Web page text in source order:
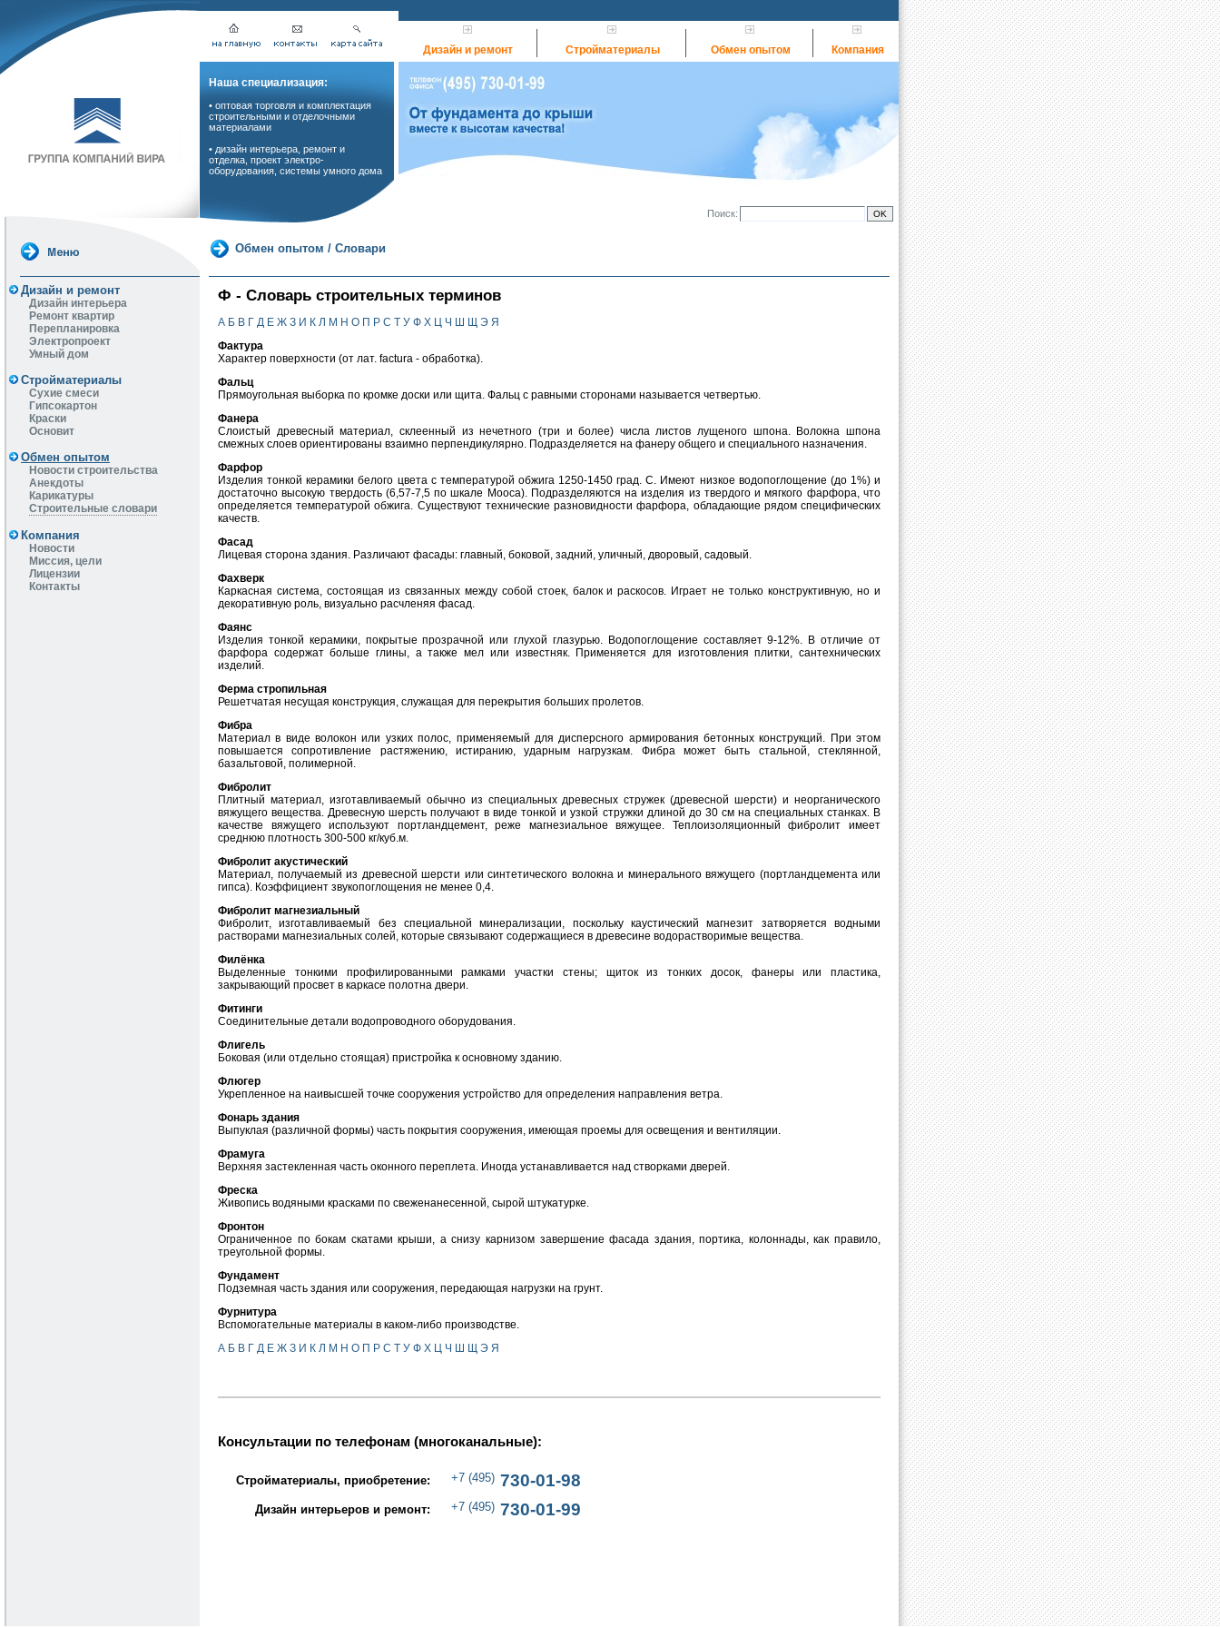
Дизайн и ремонт Стройматериалы Обмен опытом Компания
Наша специализация:
• оптовая торговля и комплектация
строительными и отделочными
материалами
• дизайн интерьера, ремонт и
отделка, проект электро-
оборудования, системы умного дома
Поиск:
Дизайн и ремонт
Дизайн интерьера
Ремонт квартир
Перепланировка
Электропроект
Умный дом
Стройматериалы
Сухие смеси
Гипсокартон
Краски
Основит
Обмен опытом
Новости строительства
Анекдоты
Карикатуры
Строительные словари
Компания
Новости
Миссия, цели
Лицензии
Контакты
Обмен опытом / Словари
Ф - Словарь строительных терминов
А Б В Г Д Е Ж З И К Л М Н О П Р С Т У Ф Х Ц Ч Ш Щ Э Я
Фактура
Характер поверхности (от лат. factura - обработка).
Фальц
Прямоугольная выборка по кромке доски или щита. Фальц с равными сторонами называется четвертью.
Фанера
Слоистый древесный материал, склеенный из нечетного (три и более) числа листов лущеного шпона. Волокна шпона
смежных слоев ориентированы взаимно перпендикулярно. Подразделяется на фанеру общего и специального назначения.
Фарфор
Изделия тонкой керамики белого цвета с температурой обжига 1250-1450 град. С. Имеют низкое водопоглощение (до 1%) и
достаточно высокую твердость (6,57-7,5 по шкале Мооса). Подразделяются на изделия из твердого и мягкого фарфора, что
определяется температурой обжига. Существуют технические разновидности фарфора, обладающие рядом специфических
качеств.
Фасад
Лицевая сторона здания. Различают фасады: главный, боковой, задний, уличный, дворовый, садовый.
Фахверк
Каркасная система, состоящая из связанных между собой стоек, балок и раскосов. Играет не только конструктивную, но и
декоративную роль, визуально расчленяя фасад.
Фаянс
Изделия тонкой керамики, покрытые прозрачной или глухой глазурью. Водопоглощение составляет 9-12%. В отличие от
фарфора содержат больше глины, а также мел или известняк. Применяется для изготовления плитки, сантехнических
изделий.
Ферма стропильная
Решетчатая несущая конструкция, служащая для перекрытия больших пролетов.
Фибра
Материал в виде волокон или узких полос, применяемый для дисперсного армирования бетонных конструкций. При этом
повышается сопротивление растяжению, истиранию, ударным нагрузкам. Фибра может быть стальной, стеклянной,
базальтовой, полимерной.
Фибролит
Плитный материал, изготавливаемый обычно из специальных древесных стружек (древесной шерсти) и неорганического
вяжущего вещества. Древесную шерсть получают в виде тонкой и узкой стружки длиной до 30 см на специальных станках. В
качестве вяжущего используют портландцемент, реже магнезиальное вяжущее. Теплоизоляционный фибролит имеет
среднюю плотность 300-500 кг/куб.м.
Фибролит акустический
Материал, получаемый из древесной шерсти или синтетического волокна и минерального вяжущего (портландцемента или
гипса). Коэффициент звукопоглощения не менее 0,4.
Фибролит магнезиальный
Фибролит, изготавливаемый без специальной минерализации, поскольку каустический магнезит затворяется водными
растворами магнезиальных солей, которые связывают содержащиеся в древесине водорастворимые вещества.
Филёнка
Выделенные тонкими профилированными рамками участки стены; щиток из тонких досок, фанеры или пластика,
закрывающий просвет в каркасе полотна двери.
Фитинги
Соединительные детали водопроводного оборудования.
Флигель
Боковая (или отдельно стоящая) пристройка к основному зданию.
Флюгер
Укрепленное на наивысшей точке сооружения устройство для определения направления ветра.
Фонарь здания
Выпуклая (различной формы) часть покрытия сооружения, имеющая проемы для освещения и вентиляции.
Фрамуга
Верхняя застекленная часть оконного переплета. Иногда устанавливается над створками дверей.
Фреска
Живопись водяными красками по свеженанесенной, сырой штукатурке.
Фронтон
Ограниченное по бокам скатами крыши, а снизу карнизом завершение фасада здания, портика, колоннады, как правило,
треугольной формы.
Фундамент
Подземная часть здания или сооружения, передающая нагрузки на грунт.
Фурнитура
Вспомогательные материалы в каком-либо производстве.
А Б В Г Д Е Ж З И К Л М Н О П Р С Т У Ф Х Ц Ч Ш Щ Э Я
Консультации по телефонам (многоканальные):
Стройматериалы, приобретение: +7 (495) 730-01-98
Дизайн интерьеров и ремонт: +7 (495) 730-01-99